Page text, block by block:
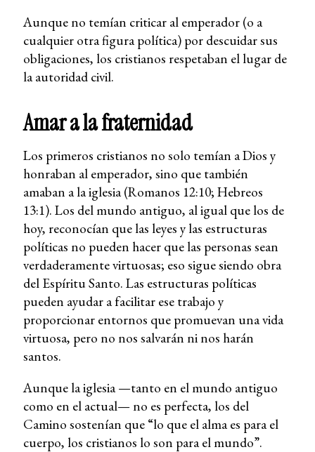
Aunque no temían criticar al emperador (o a
cualquier otra figura política) por descuidar sus
obligaciones, los cristianos respetaban el lugar de
la autoridad civil.
Amar a la fraternidad
Los primeros cristianos no solo temían a Dios y
honraban al emperador, sino que también
amaban a la iglesia (Romanos 12:10; Hebreos
13:1). Los del mundo antiguo, al igual que los de
hoy, reconocían que las leyes y las estructuras
políticas no pueden hacer que las personas sean
verdaderamente virtuosas; eso sigue siendo obra
del Espíritu Santo. Las estructuras políticas
pueden ayudar a facilitar ese trabajo y
proporcionar entornos que promuevan una vida
virtuosa, pero no nos salvarán ni nos harán
santos.
Aunque la iglesia —tanto en el mundo antiguo
como en el actual— no es perfecta, los del
Camino sostenían que “lo que el alma es para el
cuerpo, los cristianos lo son para el mundo”.